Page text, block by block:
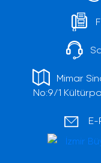
Mimar
No:9/1